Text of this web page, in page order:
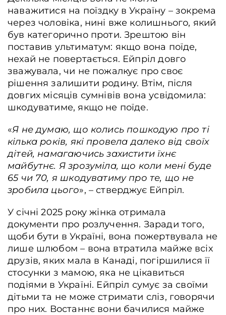
наважитися на поїздку в Україну – зокрема
через чоловіка, нині вже колишнього, який
був категорично проти. Зрештою він
поставив ультиматум: якщо вона поїде,
нехай не повертається. Ейпріл довго
зважувала, чи не пожалкує про своє
рішення залишити родину. Втім, після
довгих місяців сумнівів вона усвідомила:
шкодуватиме, якщо не поїде.
«Я не думаю, що колись пошкодую про ті
кілька років, які провела далеко від своїх
дітей, намагаючись захистити їхнє
майбутнє. Я зрозуміла, що коли мені буде
65 чи 70, я шкодуватиму про те, що не
зробила цього», – стверджує Ейпріл.
У січні 2025 року жінка отримала
документи про розлучення. Заради того,
щоби бути в Україні, вона пожертвувала не
лише шлюбом – вона втратила майже всіх
друзів, яких мала в Канаді, погіршилися її
стосунки з мамою, яка не цікавиться
подіями в Україні. Ейпріл сумує за своїми
дітьми та не може стримати сліз, говорячи
про них. Востаннє вони бачилися майже